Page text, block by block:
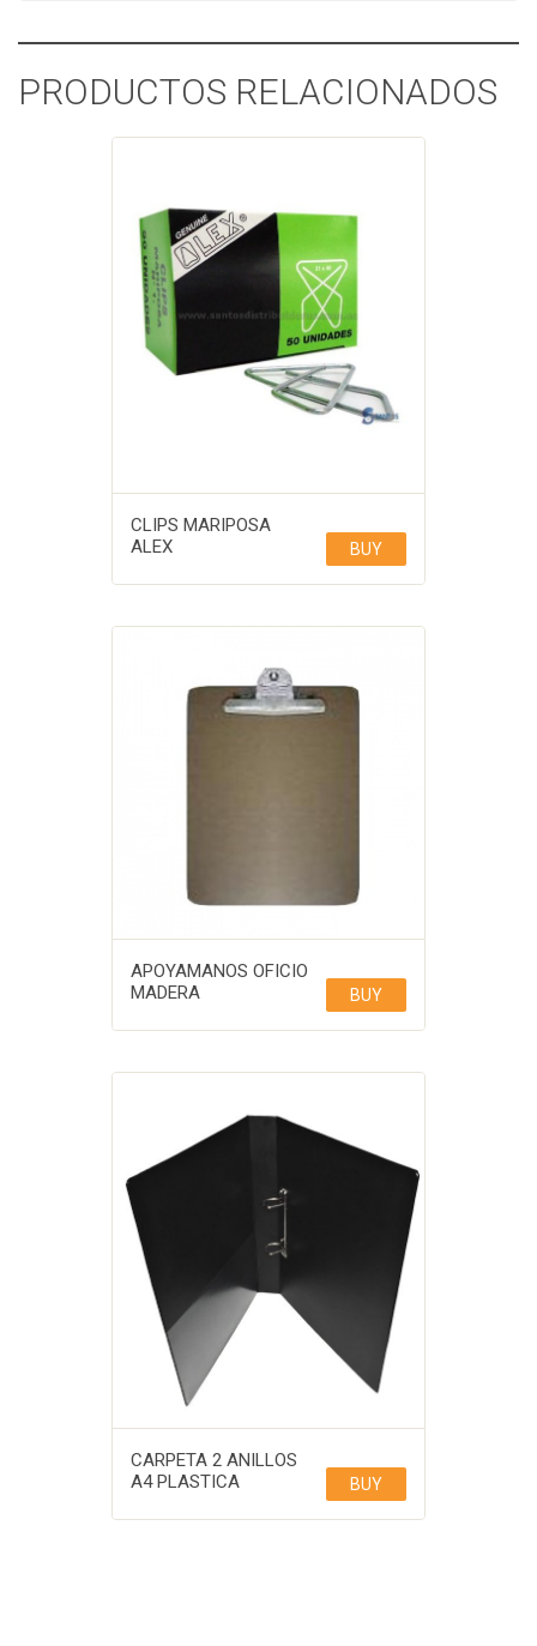
PRODUCTOS RELACIONADOS
CLIPS MARIPOSA
ALEX
BUY
APOYAMANOS OFICIO
MADERA
BUY
CARPETA 2 ANILLOS
A4 PLASTICA
BUY